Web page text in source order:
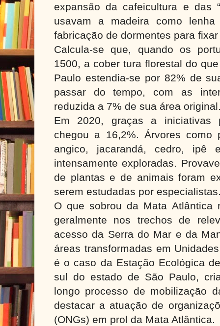
expansão da cafeicultura e das
usavam a madeira como
fabricação de dormentes para
Calcula-se que, quando os
1500, a cober tura florestal do
Paulo estendia-se por 82% de
passar do tempo, com as
reduzida a 7% de sua área
Em 2020, graças a iniciativas
chegou a 16,2%. Árvores como
angico, jacarandá, cedro, ipê
intensamente exploradas.
de plantas e de animais foram
serem estudadas por
O que sobrou da Mata Atlântica
geralmente nos trechos de
acesso da Serra do Mar e da
áreas transformadas em
é o caso da Estação Ecológica
sul do estado de São Paulo,
longo processo de mobilização
destacar a atuação de
(ONGs) em prol da Mata Atlântica.